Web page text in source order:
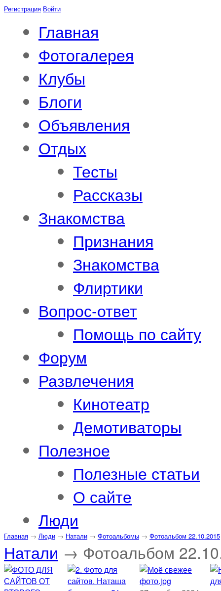
Регистрация Войти
Главная
Фотогалерея
Клубы
Блоги
Объявления
Отдых
Тесты
Рассказы
Знакомства
Признания
Знакомства
Флиртики
Вопрос-ответ
Помощь по сайту
Форум
Развлечения
Кинотеатр
Демотиваторы
Полезное
Полезные статьи
О сайте
Люди
Главная → Люди → Натали → Фотоальбомы → Фотоальбом 22.10.2015
Натали → Фотоальбом